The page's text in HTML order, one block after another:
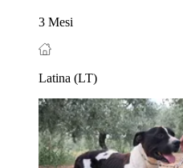
3 Mesi
Latina (LT)